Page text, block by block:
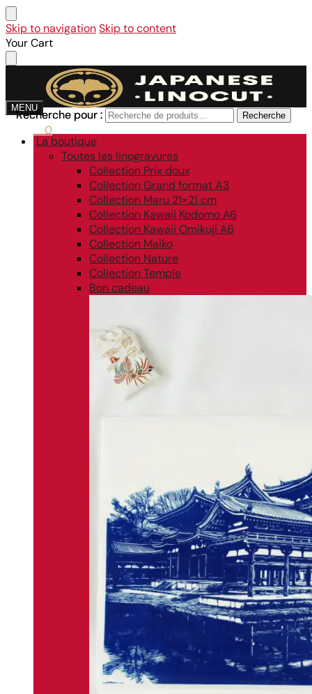
Skip to navigationSkip to content
Your Cart
MENU
Recherche pour : Recherche
0
Recherche pour : Recherche
La boutique
Toutes les linogravures
Collection Prix doux
Collection Grand format A3
Collection Maru 21×21 cm
Collection Kawaii Kodomo A6
Collection Kawaii Omikuji A6
Collection Maiko
Collection Nature
Collection Temple
Bon cadeau